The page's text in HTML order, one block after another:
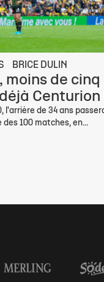
BRICE DULIN
moins de cinq
Centurion
l'arrière de 34 ans
des 100 matches, en...